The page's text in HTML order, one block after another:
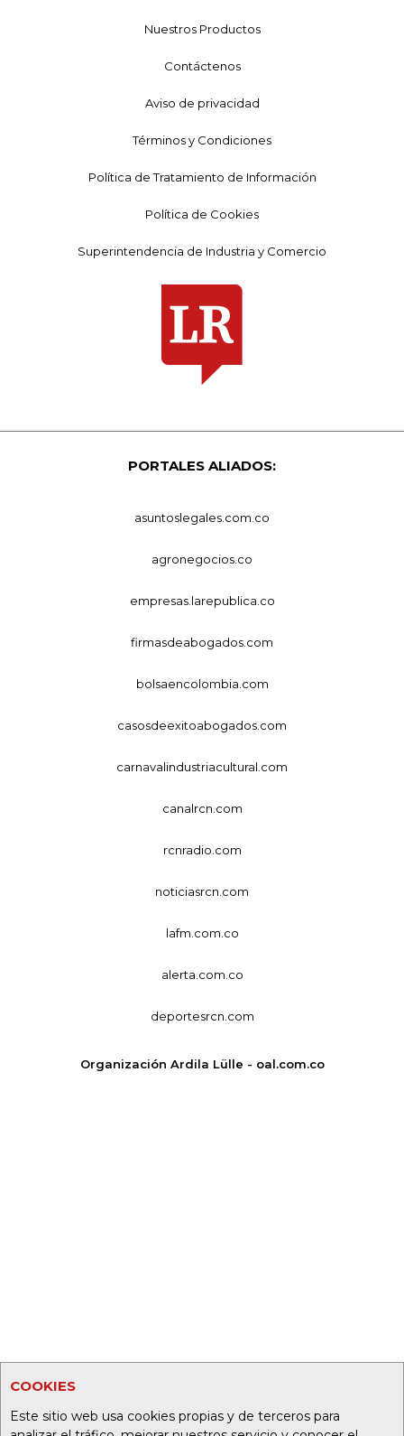
COOKIES
Este sitio web usa cookies propias y de terceros para
Nuestros Productos
Contáctenos
Aviso de privacidad
Términos y Condiciones
Política de Tratamiento de Información
Política de Cookies
Superintendencia de Industria y Comercio
PORTALES ALIADOS:
asuntoslegales.com.co
agronegocios.co
empresas.larepublica.co
firmasdeabogados.com
bolsaencolombia.com
casosdeexitoabogados.com
carnavalindustriacultural.com
canalrcn.com
rcnradio.com
noticiasrcn.com
lafm.com.co
alerta.com.co
deportesrcn.com
Organización Ardila Lülle - oal.com.co